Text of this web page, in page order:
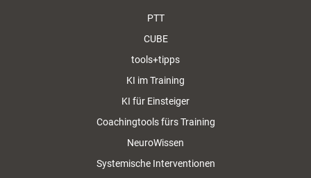
PTT
CUBE
tools+tipps
KI im Training
KI für Einsteiger
Coachingtools fürs Training
NeuroWissen
Systemische Interventionen